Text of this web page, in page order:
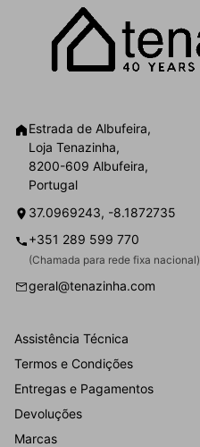
Estrada de Albufeira,
Loja Tenazinha,
8200-609 Albufeira,
Portugal
37.0969243, -8.1872735
+351 289 599 770
(Chamada para rede fixa nacional)
geral@tenazinha.com
Assistência Técnica
Termos e Condições
Entregas e Pagamentos
Devoluções
Marcas